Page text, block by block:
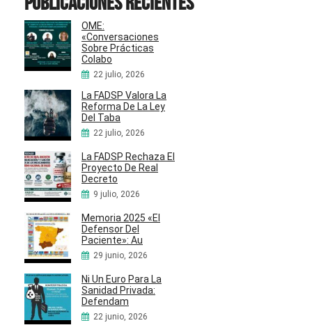
OME:
«Conversaciones
Sobre Prácticas
Colabo
22 julio, 2026
La FADSP Valora La
Reforma De La Ley
Del Taba
22 julio, 2026
La FADSP Rechaza El
Proyecto De Real
Decreto
9 julio, 2026
Memoria 2025 «El
Defensor Del
Paciente»: Au
29 junio, 2026
Ni Un Euro Para La
Sanidad Privada:
Defendam
22 junio, 2026